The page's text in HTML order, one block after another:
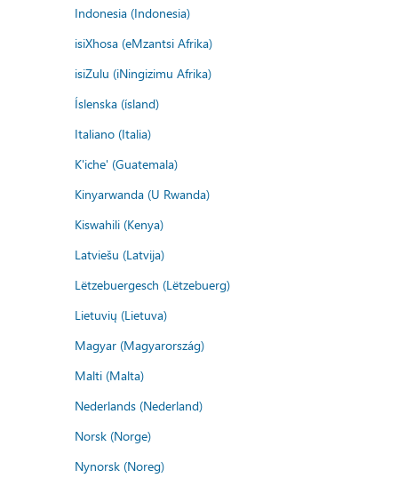
Indonesia (Indonesia)
isiXhosa (eMzantsi Afrika)
isiZulu (iNingizimu Afrika)
Íslenska (ísland)
Italiano (Italia)
K'iche' (Guatemala)
Kinyarwanda (U Rwanda)
Kiswahili (Kenya)
Latviešu (Latvija)
Lëtzebuergesch (Lëtzebuerg)
Lietuvių (Lietuva)
Magyar (Magyarország)
Malti (Malta)
Nederlands (Nederland)
Norsk (Norge)
Nynorsk (Noreg)